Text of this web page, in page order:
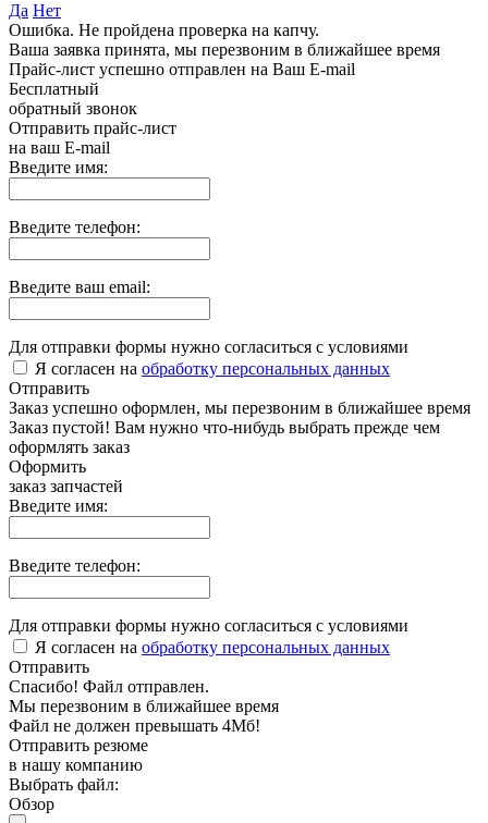
Да Нет
Ошибка. Не пройдена проверка на капчу.
Ваша заявка принята, мы перезвоним в ближайшее время
Прайс-лист успешно отправлен на Ваш E-mail
Бесплатный
обратный звонок
Отправить прайс-лист
на ваш E-mail
Введите имя:
Введите телефон:
Введите ваш email:
Для отправки формы нужно согласиться с условиями
Я согласен на обработку персональных данных
Отправить
Заказ успешно оформлен, мы перезвоним в ближайшее время
Заказ пустой! Вам нужно что-нибудь выбрать прежде чем
оформлять заказ
Оформить
заказ запчастей
Введите имя:
Введите телефон:
Для отправки формы нужно согласиться с условиями
Я согласен на обработку персональных данных
Отправить
Спасибо! Файл отправлен.
Мы перезвоним в ближайшее время
Файл не должен превышать 4Мб!
Отправить резюме
в нашу компанию
Выбрать файл:
Обзор